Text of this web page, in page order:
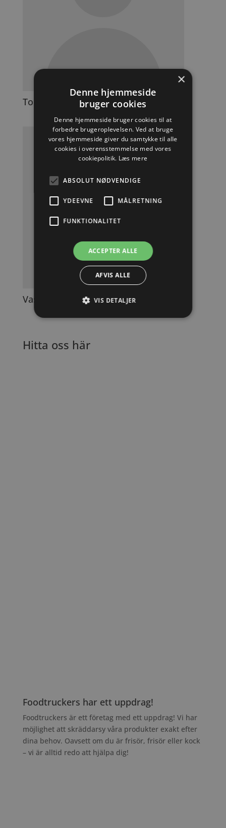
Tomek
Vasyl
Hitta oss här
Foodtruckers har ett uppdrag!
Foodtruckers är ett företag med ett uppdrag! Vi har
möjlighet att skräddarsy våra produkter exakt efter
dina behov. Oavsett om du är frisör, frisör eller kock
– vi är alltid redo att hjälpa dig!
×
Denne hjemmeside
bruger cookies
Denne hjemmeside bruger cookies til at
forbedre brugeroplevelsen. Ved at bruge
vores hjemmeside giver du samtykke til alle
cookies i overensstemmelse med vores
cookiepolitik. Læs mere
ABSOLUT NØDVENDIGE
YDEEVNE MÅLRETNING
FUNKTIONALITET
ACCEPTER ALLE
AFVIS ALLE
VIS DETALJER